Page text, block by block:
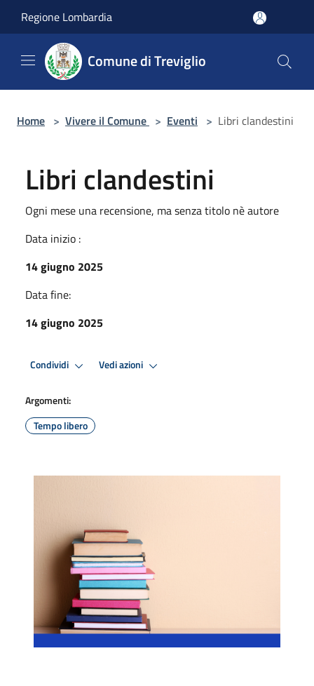
Regione Lombardia
Comune di Treviglio
Home > Vivere il Comune > Eventi > Libri clandestini
Libri clandestini
Ogni mese una recensione, ma senza titolo nè autore
Data inizio :
14 giugno 2025
Data fine:
14 giugno 2025
Condividi Vedi azioni
Argomenti:
Tempo libero